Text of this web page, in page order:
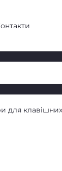
для клавішних